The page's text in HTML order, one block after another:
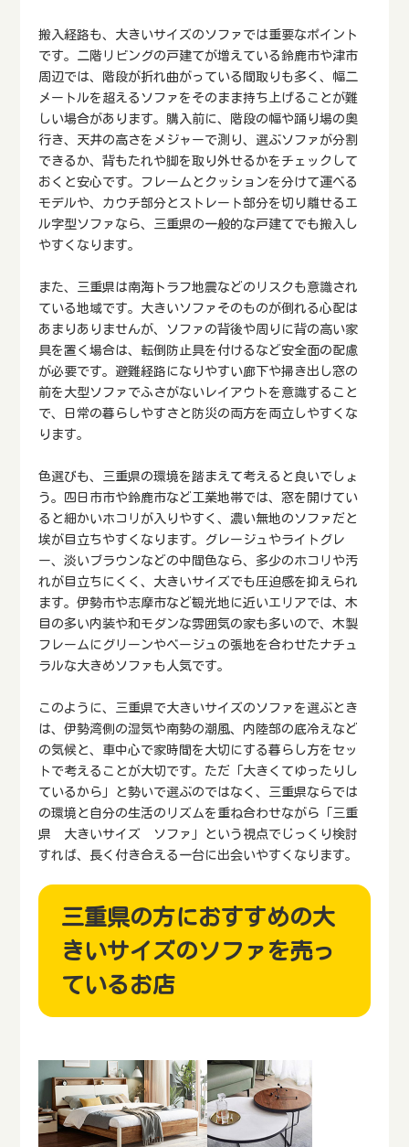
搬入経路も、大きいサイズのソファでは重要なポイント
です。二階リビングの戸建てが増えている鈴鹿市や津市
周辺では、階段が折れ曲がっている間取りも多く、幅二
メートルを超えるソファをそのまま持ち上げることが難
しい場合があります。購入前に、階段の幅や踊り場の奥
行き、天井の高さをメジャーで測り、選ぶソファが分割
できるか、背もたれや脚を取り外せるかをチェックして
おくと安心です。フレームとクッションを分けて運べる
モデルや、カウチ部分とストレート部分を切り離せるエ
ル字型ソファなら、三重県の一般的な戸建てでも搬入し
やすくなります。
また、三重県は南海トラフ地震などのリスクも意識され
ている地域です。大きいソファそのものが倒れる心配は
あまりありませんが、ソファの背後や周りに背の高い家
具を置く場合は、転倒防止具を付けるなど安全面の配慮
が必要です。避難経路になりやすい廊下や掃き出し窓の
前を大型ソファでふさがないレイアウトを意識すること
で、日常の暮らしやすさと防災の両方を両立しやすくな
ります。
色選びも、三重県の環境を踏まえて考えると良いでしょ
う。四日市市や鈴鹿市など工業地帯では、窓を開けてい
ると細かいホコリが入りやすく、濃い無地のソファだと
埃が目立ちやすくなります。グレージュやライトグレ
ー、淡いブラウンなどの中間色なら、多少のホコリや汚
れが目立ちにくく、大きいサイズでも圧迫感を抑えられ
ます。伊勢市や志摩市など観光地に近いエリアでは、木
目の多い内装や和モダンな雰囲気の家も多いので、木製
フレームにグリーンやベージュの張地を合わせたナチュ
ラルな大きめソファも人気です。
このように、三重県で大きいサイズのソファを選ぶとき
は、伊勢湾側の湿気や南勢の潮風、内陸部の底冷えなど
の気候と、車中心で家時間を大切にする暮らし方をセッ
トで考えることが大切です。ただ「大きくてゆったりし
ているから」と勢いで選ぶのではなく、三重県ならでは
の環境と自分の生活のリズムを重ね合わせながら「三重
県 大きいサイズ ソファ」という視点でじっくり検討
すれば、長く付き合える一台に出会いやすくなります。
三重県の方におすすめの大
きいサイズのソファを売っ
ているお店